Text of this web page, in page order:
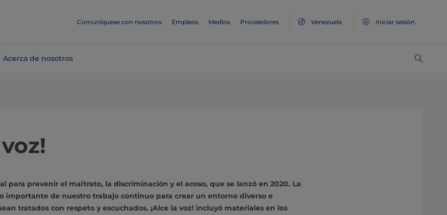
Comuníquese con nosotros Empleos Medios Proveedores Venezuela Iniciar sesión
Acerca de nosotros
para prevenir el maltrato, la discriminación y el acoso, que se lanzó en 2020. La
importante de nuestro trabajo continuo para crear un entorno diverso e
tratados con respeto y escuchados. ¡Alce la voz! incluyó materiales en los